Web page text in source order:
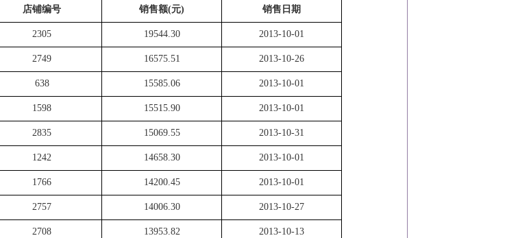
店铺编号 销售额(元) 销售日期
2305 19544.30 2013-10-01
2749 16575.51 2013-10-26
638 15585.06 2013-10-01
1598 15515.90 2013-10-01
2835 15069.55 2013-10-31
1242 14658.30 2013-10-01
1766 14200.45 2013-10-01
2757 14006.30 2013-10-27
2708 13953.82 2013-10-13